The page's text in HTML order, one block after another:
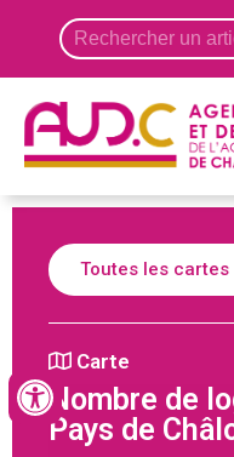
Toutes les cartes
Carte
Nombre de
Pays de
Panneau de gestion des